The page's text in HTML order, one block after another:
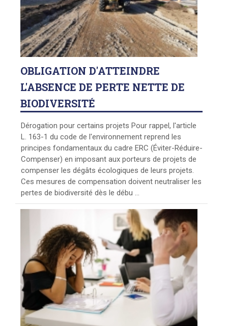
OBLIGATION D'ATTEINDRE
L'ABSENCE DE PERTE NETTE DE
BIODIVERSITÉ
Dérogation pour certains projets Pour rappel, l'article
L. 163-1 du code de l'environnement reprend les
principes fondamentaux du cadre ERC (Éviter-Réduire-
Compenser) en imposant aux porteurs de projets de
compenser les dégâts écologiques de leurs projets.
Ces mesures de compensation doivent neutraliser les
pertes de biodiversité dès le débu ...